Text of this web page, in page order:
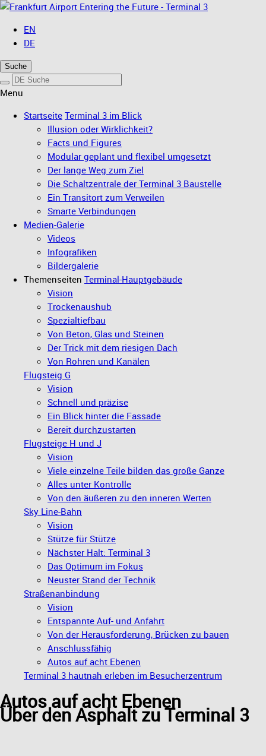
Entering the Future - Terminal 3
EN
DE
Suche
Menu
Startseite Terminal 3 im Blick
Illusion oder Wirklichkeit?
Facts und Figures
Modular geplant und flexibel umgesetzt
Der lange Weg zum Ziel
Die Schaltzentrale der Terminal 3 Baustelle
Ein Transitort zum Verweilen
Smarte Verbindungen
Medien-Galerie
Videos
Infografiken
Bildergalerie
Themenseiten Terminal-Hauptgebäude
Vision
Trockenaushub
Spezialtiefbau
Von Beton, Glas und Steinen
Der Trick mit dem riesigen Dach
Von Rohren und Kanälen
Flugsteig G
Vision
Schnell und präzise
Ein Blick hinter die Fassade
Bereit durchzustarten
Flugsteige H und J
Vision
Viele einzelne Teile bilden das große Ganze
Alles unter Kontrolle
Von den äußeren zu den inneren Werten
Sky Line-Bahn
Vision
Stütze für Stütze
Nächster Halt: Terminal 3
Das Optimum im Fokus
Neuster Stand der Technik
Straßenanbindung
Vision
Entspannte Auf- und Anfahrt
Von der Herausforderung, Brücken zu bauen
Anschlussfähig
Autos auf acht Ebenen
Terminal 3 hautnah erleben im Besucherzentrum
Autos auf acht Ebenen
Über den Asphalt zu Terminal 3